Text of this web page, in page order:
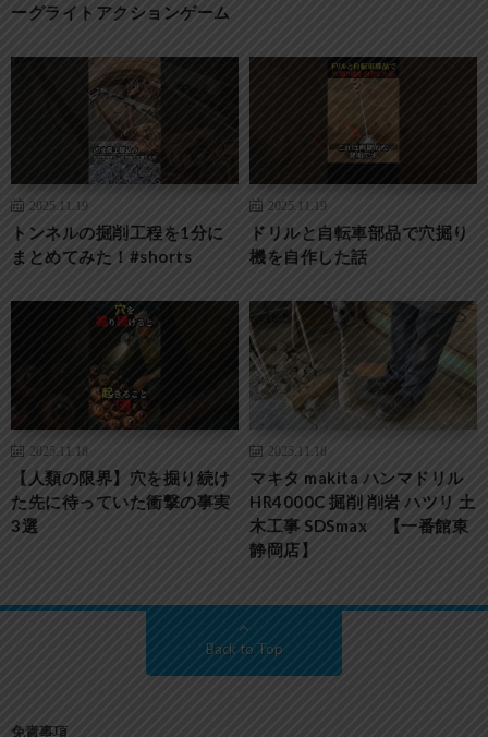
ーグライトアクションゲーム
2025.11.19
トンネルの掘削工程を1分に
まとめてみた！#shorts
2025.11.19
ドリルと自転車部品で穴掘り
機を自作した話
2025.11.18
【人類の限界】穴を掘り続け
た先に待っていた衝撃の事実
3選
2025.11.18
マキタ makita ハンマドリル
HR4000C 掘削 削岩 ハツリ 土
木工事 SDSmax 【一番館東
静岡店】
Back to Top
免責事項